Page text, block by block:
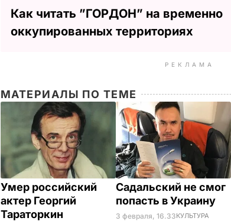
Как читать ”ГОРДОН” на временно
оккупированных территориях
РЕКЛАМА
МАТЕРИАЛЫ ПО ТЕМЕ
Умер российский
актер Георгий
Тараторкин
Садальский не смог
попасть в Украину
3 февраля, 16.33КУЛЬТУРА